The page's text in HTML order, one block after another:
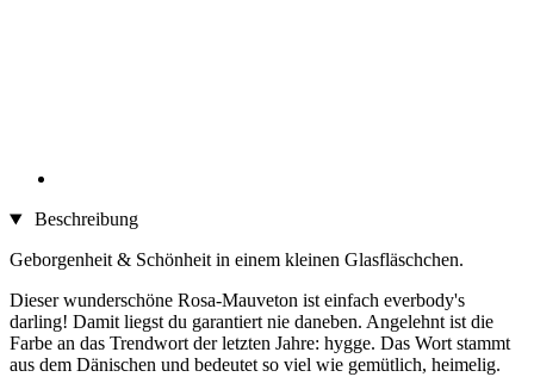
Beschreibung
Geborgenheit & Schönheit in einem kleinen Glasfläschchen.
Dieser wunderschöne Rosa-Mauveton ist einfach everbody's
darling! Damit liegst du garantiert nie daneben. Angelehnt ist die
Farbe an das Trendwort der letzten Jahre: hygge. Das Wort stammt
aus dem Dänischen und bedeutet so viel wie gemütlich, heimelig.